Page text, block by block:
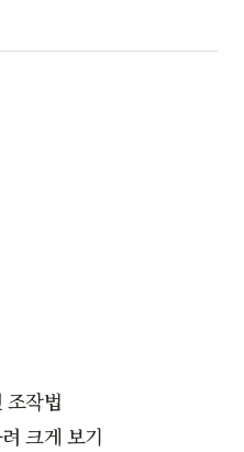
조작법
크게 보기